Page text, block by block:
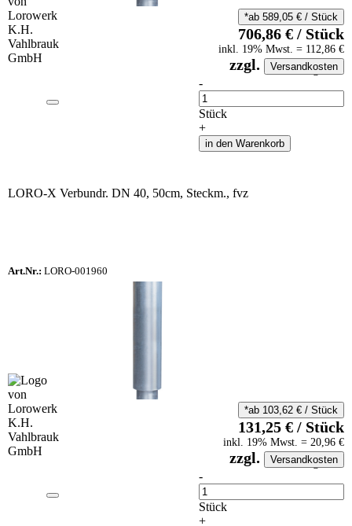
auf Anfrageliste
-
Anzahl
Stück
+
in den Warenkorb
*ab 589,05 €/ Stück
706,86 €/ Stück
inkl. 19% Mwst. = 112,86 €
zzgl. Versandkosten
LORO-X Verbundr. DN 40, 50cm, Steckm., fvz
Art.Nr.: LORO-001960
auf Anfrageliste
-
Anzahl
Stück
+
*ab 103,62 €/ Stück
131,25 €/ Stück
inkl. 19% Mwst. = 20,96 €
zzgl. Versandkosten